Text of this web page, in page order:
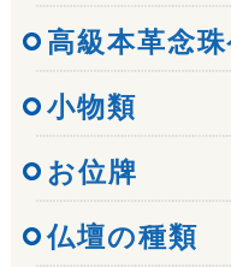
高級本革念
小物類
お位牌
仏壇の種類